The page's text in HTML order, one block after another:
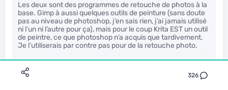
326
Les deux sont des programmes de retouche de photos à la
base. Gimp à aussi quelques outils de peinture (sans doute
pas au niveau de photoshop, j’en sais rien, j’ai jamais utilisé
ni l’un ni l’autre pour ça), mais pour le coup Krita EST un outil
de peintre, ce que photoshop n’a acquis que tardivement.
Je l’utiliserais par contre pas pour de la retouche photo.